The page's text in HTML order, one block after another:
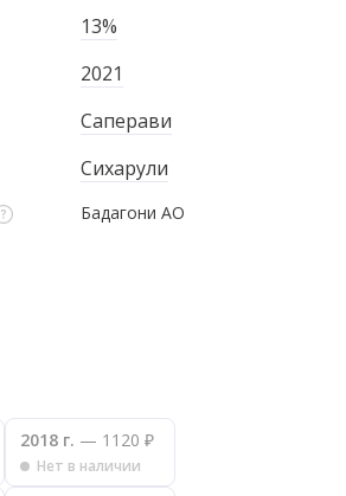
13%
2021
Саперави
Сихарули
Бадагони АО
2018 г. — 1120 ₽
Нет в наличии